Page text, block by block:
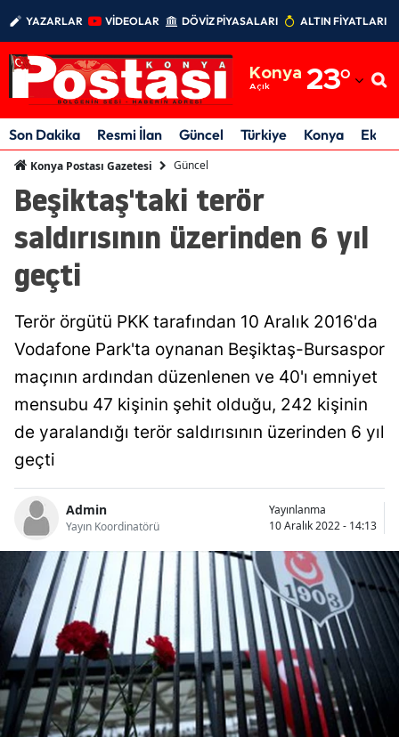
YAZARLAR VİDEOLAR DÖVİZ PİYASALARI ALTIN FİYATLARI
Konya
Açık 23°
Adıyaman
Afyonkarahisar
Ankara
Aydın
Balıkesir
Bilecik
Bitlis
Bolu
Burdur
Bursa
Çanakkale
Çankırı
Çorum
Son Dakika Resmi İlan Güncel Türkiye Konya
Konya Postası Gazetesi Güncel
Beşiktaş'taki terör
saldırısının üzerinden 6 yıl
geçti
Terör örgütü PKK tarafından 10 Aralık 2016'da
Vodafone Park'ta oynanan Beşiktaş-Bursaspor
maçının ardından düzenlenen ve 40'ı emniyet
mensubu 47 kişinin şehit olduğu, 242 kişinin
de yaralandığı terör saldırısının üzerinden 6 yıl
geçti
Admin
Yayın Koordinatörü
Yayınlanma
10 Aralık 2022 - 14:13